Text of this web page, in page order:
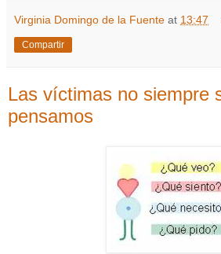
Virginia Domingo de la Fuente at 13:47
Compartir
Las víctimas no siempre
pensamos